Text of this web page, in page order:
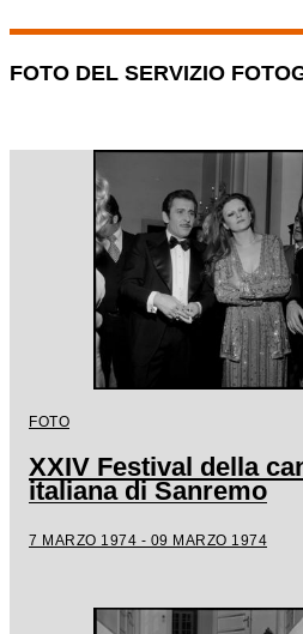
FOTO DEL SERVIZIO
FOTO
XXIV Festival della
italiana di Sanremo
7 MARZO 1974 - 09 MARZO 1974